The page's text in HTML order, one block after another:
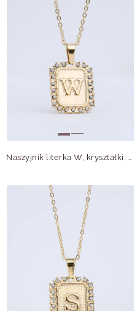
Naszyjnik literka W, kryształki, stal pozłacana S312139Z00